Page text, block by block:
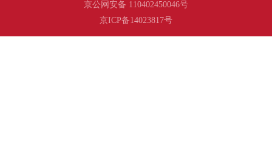
京公网安备 110402450046号
京ICP备14023817号